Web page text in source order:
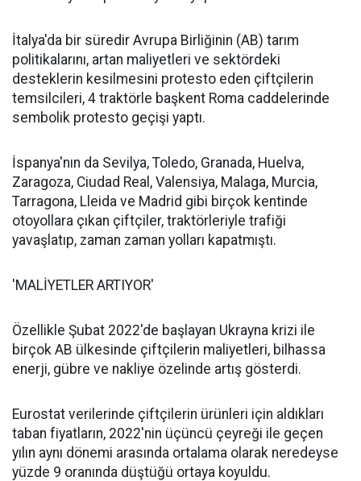
İtalya'da bir süredir Avrupa Birliğinin (AB) tarım
politikalarını, artan maliyetleri ve sektördeki
desteklerin kesilmesini protesto eden çiftçilerin
temsilcileri, 4 traktörle başkent Roma caddelerinde
sembolik protesto geçişi yaptı.
İspanya'nın da Sevilya, Toledo, Granada, Huelva,
Zaragoza, Ciudad Real, Valensiya, Malaga, Murcia,
Tarragona, Lleida ve Madrid gibi birçok kentinde
otoyollara çıkan çiftçiler, traktörleriyle trafiği
yavaşlatıp, zaman zaman yolları kapatmıştı.
'MALİYETLER ARTIYOR'
Özellikle Şubat 2022'de başlayan Ukrayna krizi ile
birçok AB ülkesinde çiftçilerin maliyetleri, bilhassa
enerji, gübre ve nakliye özelinde artış gösterdi.
Eurostat verilerinde çiftçilerin ürünleri için aldıkları
taban fiyatların, 2022'nin üçüncü çeyreği ile geçen
yılın aynı dönemi arasında ortalama olarak neredeyse
yüzde 9 oranında düştüğü ortaya koyuldu.